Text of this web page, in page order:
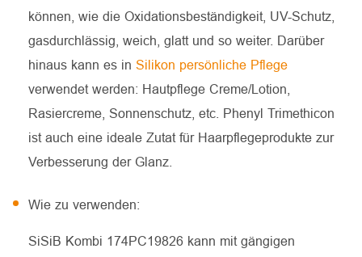
können, wie die Oxidationsbeständigkeit, UV-Schutz,
gasdurchlässig, weich, glatt und so weiter. Darüber
hinaus kann es inSilikon persönliche Pflege
verwendet werden: Hautpflege Creme/Lotion,
Rasiercreme, Sonnenschutz, etc. Phenyl Trimethicon
ist auch eine ideale Zutat für Haarpflegeprodukte zur
Verbesserung der Glanz.
Wie zu verwenden:
SiSiB Kombi 174PC19826 kann mit gängigen